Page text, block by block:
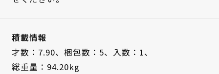
積載情報
才数：7.90、 梱包数：5、
入数：1、
総重量：94.20kg